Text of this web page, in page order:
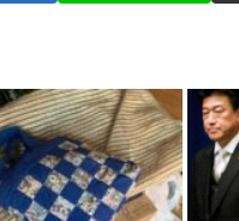
を字幕...
っ...